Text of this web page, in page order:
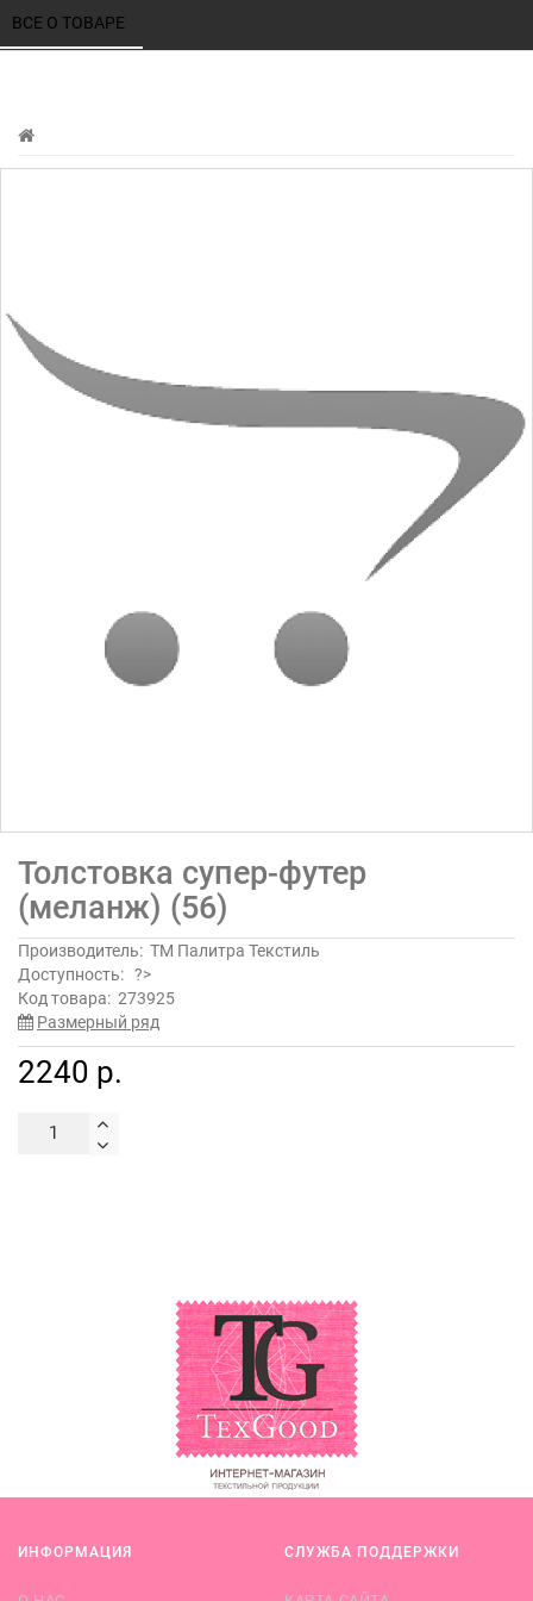
ВСЕ О ТОВАРЕ
Толстовка супер-футер
(меланж) (56)
Производитель: ТМ Палитра Текстиль
Доступность: ?>
Код товара: 273925
Размерный ряд
2240 р.
ИНФОРМАЦИЯ СЛУЖБА ПОДДЕРЖКИ